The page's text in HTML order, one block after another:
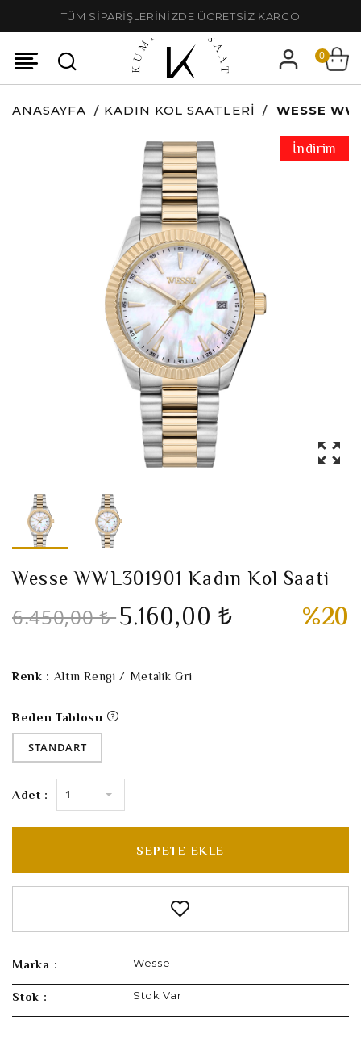
TÜM SİPARİŞLERİNİZDE ÜCRETSİZ KARGO
0
ANASAYFA KADIN KOL SAATLERI WESSE
İndirim
Wesse WWL301901 Kadın Kol Saati
6.450,00 ₺5.160,00 ₺ %20
Renk : Altın Rengi / Metalik Gri
Beden Tablosu
STANDART
Adet : 1
SEPETE EKLE
Marka : Wesse
Stok : Stok Var